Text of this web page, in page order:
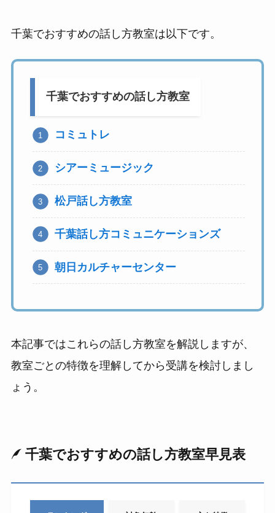
千葉でおすすめの話し方教室は以下です。
千葉でおすすめの話し方教室
コミュトレ
シアーミュージック
松戸話し方教室
千葉話し方コミュニケーションズ
朝日カルチャーセンター
本記事ではこれらの話し方教室を解説しますが、
教室ごとの特徴を理解してから受講を検討しまし
ょう。
千葉でおすすめの話し方教室早見表